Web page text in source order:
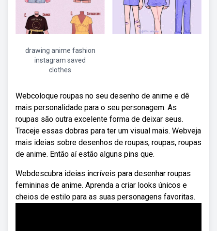
drawing anime fashion
instagram saved
clothes
Webcoloque roupas no seu desenho de anime e dê
mais personalidade para o seu personagem. As
roupas são outra excelente forma de deixar seus.
Traceje essas dobras para ter um visual mais. Webveja
mais ideias sobre desenhos de roupas, roupas, roupas
de anime. Então aí estão alguns pins que.
Webdescubra ideias incríveis para desenhar roupas
femininas de anime. Aprenda a criar looks únicos e
cheios de estilo para as suas personagens favoritas.